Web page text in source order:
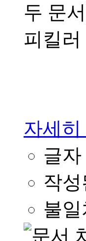
두 문
피킬러
자세히
글
작
불